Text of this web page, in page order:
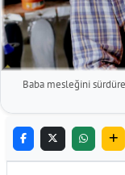
Baba mesleğini